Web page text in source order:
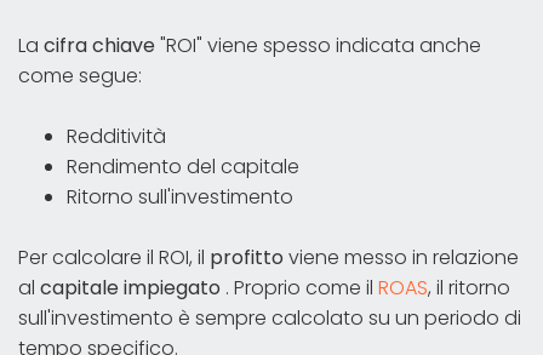
La cifra chiave"ROI" viene spesso indicata anche
come segue:
Redditività
Rendimento del capitale
Ritorno sull'investimento
Per calcolare il ROI, il profitto viene messo in relazione
al capitale impiegato . Proprio come il ROAS, il ritorno
sull'investimento è sempre calcolato su un periodo di
tempo specifico.